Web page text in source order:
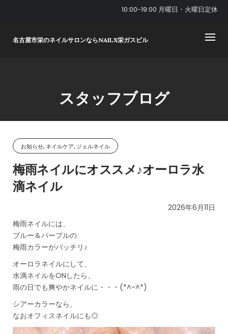
10:00-19:00 月曜日・火曜日定休
名古屋市栄のネイルサロンならNAILX栄ガスビル
スタッフブログ
お知らせ, ネイルケア, ジェルネイル
梅雨ネイルにオススメ♪オーロラ水
滴ネイル
2026年6月11日
梅雨ネイルには、
ブルー＆パープルの
梅雨カラーがバッチリ♪
オーロラネイルにして、
水滴ネイルをONしたら、
雨の日でも爽やかネイルに・・・(*^-^*)
シアーカラーなら、
なおオフィスネイルにも◎